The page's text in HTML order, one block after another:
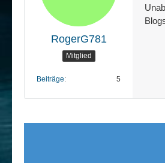
RogerG781
Mitglied
Beiträge 5